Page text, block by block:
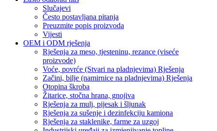
Slučajevi
Često postavljana pitanja
Preuzmite popis proizvoda
Vijesti
OEM i ODM rješenja
Rješenja za meso, tjesteninu, rezance (viseće
proizvode)
Voće, povrće (Stvari na pladnjevima) Rješenja
Začini, bilje (namirnice na pladnjevima) Rješenja
Otopina škroba
Žitarice, stočna hrana, gnojiva
Rješenja za mulj, pijesak i šljunak
Rješenja za sušenje i dezinfekciju kamiona
Rješenja za staklenike, farme za uzgoj